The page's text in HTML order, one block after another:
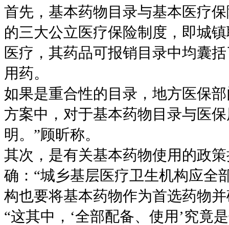
首先，基本药物目录与基本医疗
的三大公立医疗保险制度，即城
医疗，其药品可报销目录中均囊
用药。
如果是重合性的目录，地方医保
方案中，对于基本药物目录与医
明。”顾昕称。
其次，是有关基本药物使用的政
确：“城乡基层医疗卫生机构应全
构也要将基本药物作为首选药物
“这其中，‘全部配备、使用’究竟